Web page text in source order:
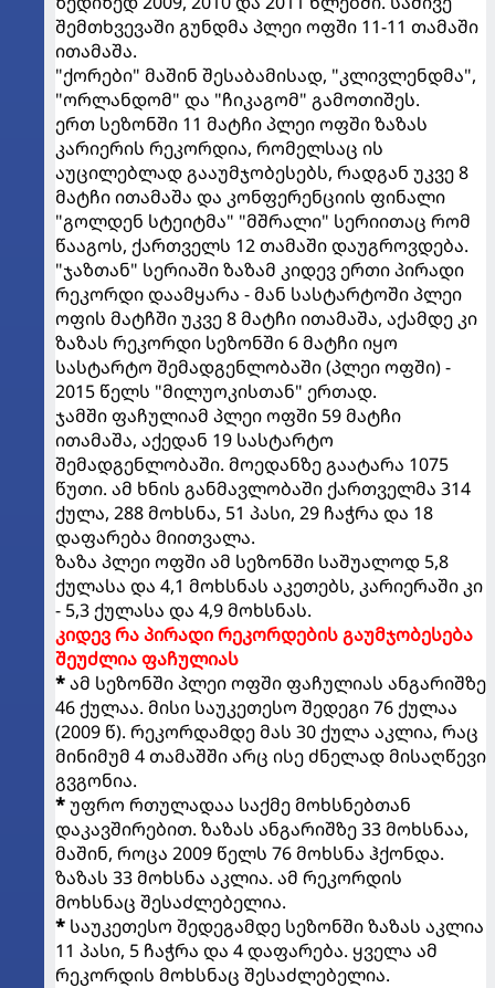
შემთხვევაში გუნდმა პლეი ოფში 11-11 თამაში
ითამაშა.
"ქორები" მაშინ შესაბამისად, "კლივლენდმა",
"ორლანდომ" და "ჩიკაგომ" გამოთიშეს.
ერთ სეზონში 11 მატჩი პლეი ოფში ზაზას
კარიერის რეკორდია, რომელსაც ის
აუცილებლად გააუმჯობესებს, რადგან უკვე 8
მატჩი ითამაშა და კონფერენციის ფინალი
"გოლდენ სტეიტმა" "მშრალი" სერიითაც რომ
წააგოს, ქართველს 12 თამაში დაუგროვდება.
"ჯაზთან" სერიაში ზაზამ კიდევ ერთი პირადი
რეკორდი დაამყარა - მან სასტარტოში პლეი
ოფის მატჩში უკვე 8 მატჩი ითამაშა, აქამდე კი
ზაზას რეკორდი სეზონში 6 მატჩი იყო
სასტარტო შემადგენლობაში (პლეი ოფში) -
2015 წელს "მილუოკისთან" ერთად.
ჯამში ფაჩულიამ პლეი ოფში 59 მატჩი
ითამაშა, აქედან 19 სასტარტო
შემადგენლობაში. მოედანზე გაატარა 1075
წუთი. ამ ხნის განმავლობაში ქართველმა 314
ქულა, 288 მოხსნა, 51 პასი, 29 ჩაჭრა და 18
დაფარება მიითვალა.
ზაზა პლეი ოფში ამ სეზონში საშუალოდ 5,8
ქულასა და 4,1 მოხსნას აკეთებს, კარიერაში კი
- 5,3 ქულასა და 4,9 მოხსნას.
კიდევ რა პირადი რეკორდების გაუმჯობესება
შეუძლია ფაჩულიას
*ამ სეზონში პლეი ოფში ფაჩულიას ანგარიშზე
46 ქულაა. მისი საუკეთესო შედეგი 76 ქულაა
(2009 წ). რეკორდამდე მას 30 ქულა აკლია, რაც
მინიმუმ 4 თამაშში არც ისე ძნელად მისაღწევი
გვგონია.
*უფრო რთულადაა საქმე მოხსნებთან
დაკავშირებით. ზაზას ანგარიშზე 33 მოხსნაა,
მაშინ, როცა 2009 წელს 76 მოხსნა ჰქონდა.
ზაზას 33 მოხსნა აკლია. ამ რეკორდის
მოხსნაც შესაძლებელია.
* საუკეთესო შედეგამდე სეზონში ზაზას აკლია
11 პასი, 5 ჩაჭრა და 4 დაფარება. ყველა ამ
რეკორდის მოხსნაც შესაძლებელია.